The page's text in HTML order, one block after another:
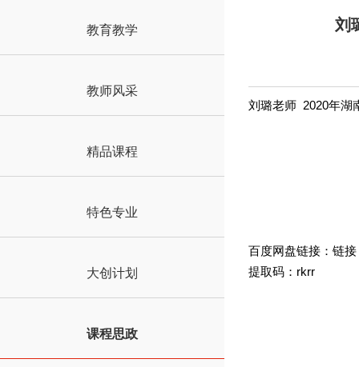
教育教学
教师风采
精品课程
特色专业
大创计划
课程思政
刘
刘璐老师 2020年湖
百度网盘链接：链接
提取码：rkrr